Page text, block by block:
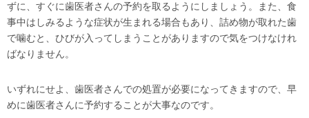
ずに、すぐに歯医者さんの予約を取るようにしましょう。また、食
事中はしみるような症状が生まれる場合もあり、詰め物が取れた歯
で噛むと、ひびが入ってしまうことがありますので気をつけなけれ
ばなりません。
いずれにせよ、歯医者さんでの処置が必要になってきますので、早
めに歯医者さんに予約することが大事なのです。